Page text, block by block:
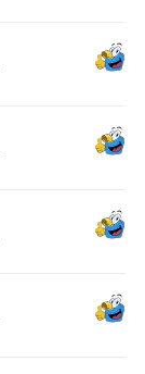
06:00-20:00
06:00-20:00
07:00-20:00